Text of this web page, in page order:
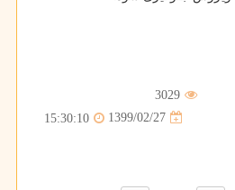
3029
1399/02/27
15:30:10